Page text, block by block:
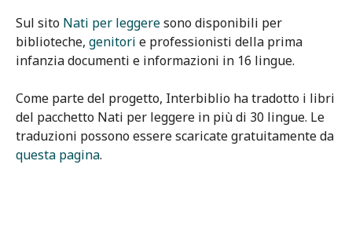
Sul sito Nati per leggeresono disponibili per
biblioteche, genitori e professionisti della prima
infanzia documenti e informazioni in 16 lingue.
Come parte del progetto, Interbiblio ha tradotto i libri
del pacchetto Nati per leggere in più di 30 lingue. Le
traduzioni possono essere scaricate gratuitamente da
questa pagina.